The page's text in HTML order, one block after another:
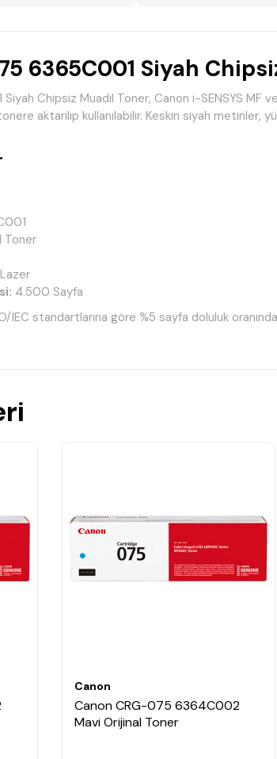
6365C001 Siyah
Chipsiz Muadil Toner, Canon i-SENSYS MF
aktarılıp kullanılabilir. Keskin siyah metinler,
Toner
4.500 Sayfa
IEC standartlarına göre %5 sayfa doluluk
- MPN: 6928C012
- MPN: 6928C008
yazıcılarla tam uyumludur.
çipin yeni tonere aktarılması gerekir.
baskı kapasitesi sunar.
Canon
Canon CRG-075 6364C002
Mavi Orijinal Toner